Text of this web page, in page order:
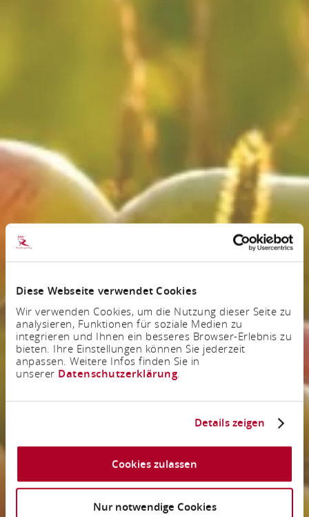
Diese Webseite verwendet Cookies
Wir verwenden Cookies, um die Nutzung dieser Seite zu
analysieren, Funktionen für soziale Medien zu
integrieren und Ihnen ein besseres Browser-Erlebnis zu
bieten. Ihre Einstellungen können Sie jederzeit
anpassen. Weitere Infos finden Sie in
unserer Datenschutzerklärung.
Details zeigen
Cookies zulassen
Nur notwendige Cookies